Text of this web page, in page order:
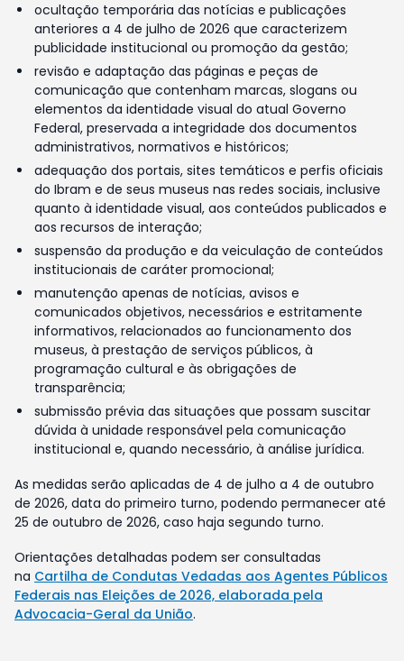
ocultação temporária das notícias e publicações
anteriores a 4 de julho de 2026 que caracterizem
publicidade institucional ou promoção da gestão;
revisão e adaptação das páginas e peças de
comunicação que contenham marcas, slogans ou
elementos da identidade visual do atual Governo
Federal, preservada a integridade dos documentos
administrativos, normativos e históricos;
adequação dos portais, sites temáticos e perfis oficiais
do Ibram e de seus museus nas redes sociais, inclusive
quanto à identidade visual, aos conteúdos publicados e
aos recursos de interação;
suspensão da produção e da veiculação de conteúdos
institucionais de caráter promocional;
manutenção apenas de notícias, avisos e
comunicados objetivos, necessários e estritamente
informativos, relacionados ao funcionamento dos
museus, à prestação de serviços públicos, à
programação cultural e às obrigações de
transparência;
submissão prévia das situações que possam suscitar
dúvida à unidade responsável pela comunicação
institucional e, quando necessário, à análise jurídica.
As medidas serão aplicadas de 4 de julho a 4 de outubro
de 2026, data do primeiro turno, podendo permanecer até
25 de outubro de 2026, caso haja segundo turno.
Orientações detalhadas podem ser consultadas
na Cartilha de Condutas Vedadas aos Agentes Públicos
Federais nas Eleições de 2026, elaborada pela
Advocacia-Geral da União.